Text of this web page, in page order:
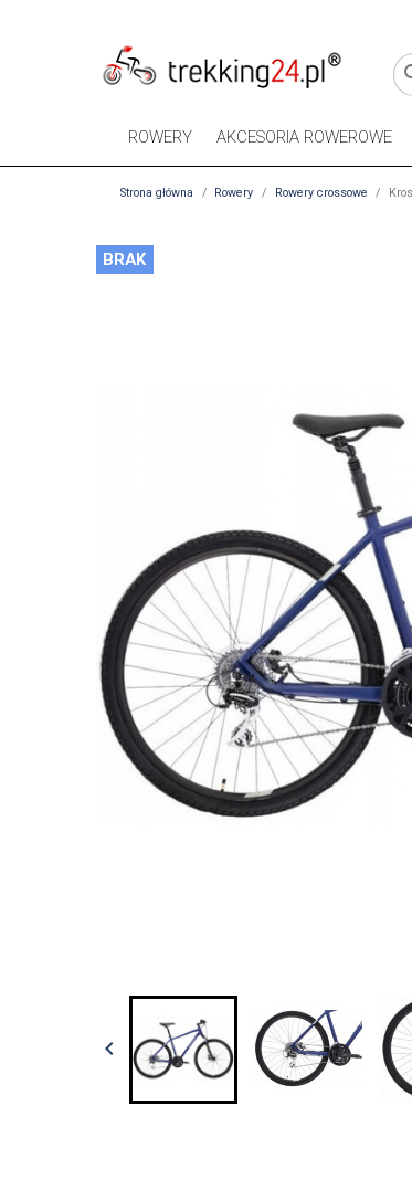
ROWERY AKCESORIA ROWEROWE
Strona główna Rowery Rowery crossowe
BRAK
